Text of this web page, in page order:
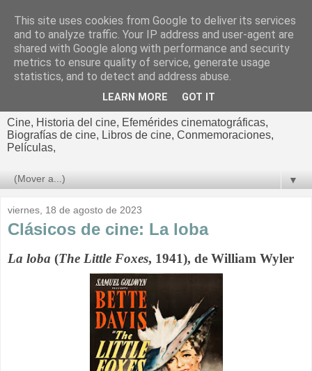
El cultural
cinematográfico de Jorge
Cine, Historia del cine, Efemérides cinematográficas,
Biografías de cine, Libros de cine, Conmemoraciones,
Películas,
▼
viernes, 18 de agosto de 2023
Clásicos de cine: La loba
La loba (The Little Foxes, 1941), de William Wyler
This site uses cookies from Google to deliver its services
and to analyze traffic. Your IP address and user-agent are
shared with Google along with performance and security
metrics to ensure quality of service, generate usage
statistics, and to detect and address abuse.
LEARN MORE GOT IT